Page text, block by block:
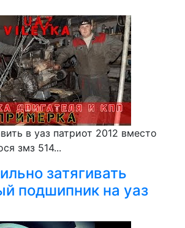
в уаз патриот 2012 вместо
змз 514...
затягивать
подшипник на уаз